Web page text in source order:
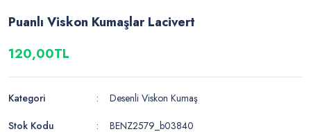
Puanlı Viskon Kumaşlar Lacivert
120,00TL
Kategori
Desenli Viskon Kumaş
Stok Kodu
BENZ2579_b03840